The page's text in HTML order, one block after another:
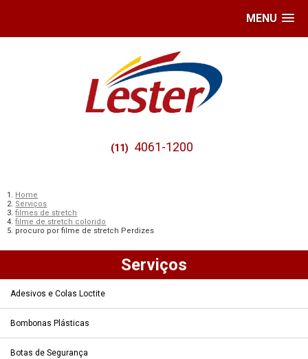
MENU
(11) 4061-1200
Home
Serviços
filmes de stretch
filme de stretch colorido
procuro por filme de stretch Perdizes
Serviços
Adesivos e Colas Loctite
Bombonas Plásticas
Botas de Segurança